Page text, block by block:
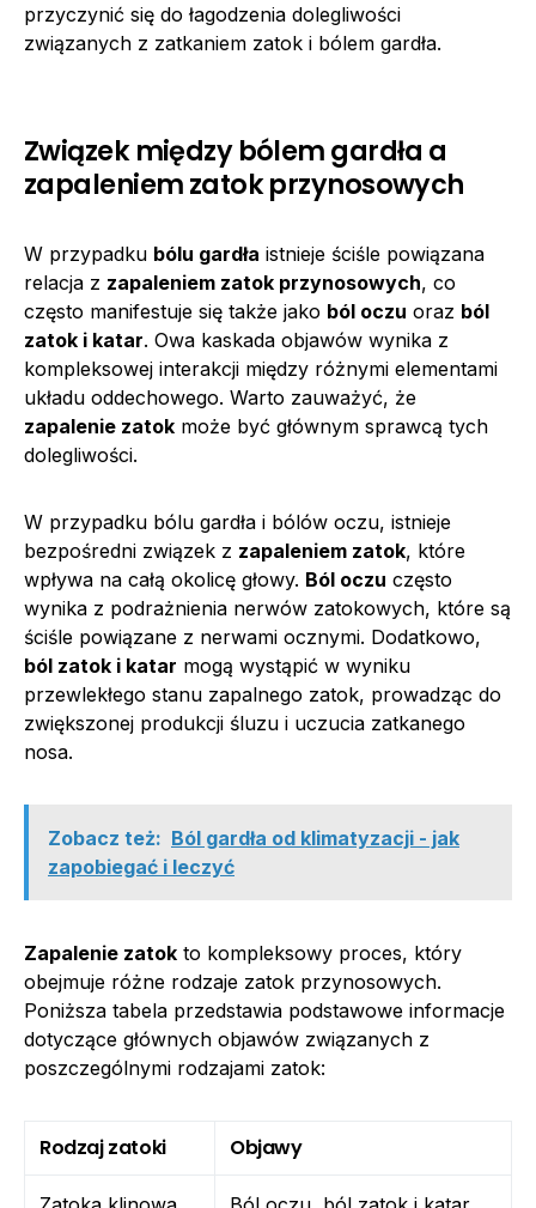
przyczynić się do łagodzenia dolegliwości
związanych z zatkaniem zatok i bólem gardła.
Związek między bólem gardła a
zapaleniem zatok przynosowych
W przypadku bólu gardła istnieje ściśle powiązana
relacja z zapaleniem zatok przynosowych, co
często manifestuje się także jako ból oczu oraz ból
zatok i katar. Owa kaskada objawów wynika z
kompleksowej interakcji między różnymi elementami
układu oddechowego. Warto zauważyć, że
zapalenie zatok może być głównym sprawcą tych
dolegliwości.
W przypadku bólu gardła i bólów oczu, istnieje
bezpośredni związek z zapaleniem zatok, które
wpływa na całą okolicę głowy. Ból oczu często
wynika z podrażnienia nerwów zatokowych, które są
ściśle powiązane z nerwami ocznymi. Dodatkowo,
ból zatok i katar mogą wystąpić w wyniku
przewlekłego stanu zapalnego zatok, prowadząc do
zwiększonej produkcji śluzu i uczucia zatkanego
nosa.
Zobacz też: Ból gardła od klimatyzacji - jak
zapobiegać i leczyć
Zapalenie zatok to kompleksowy proces, który
obejmuje różne rodzaje zatok przynosowych.
Poniższa tabela przedstawia podstawowe informacje
dotyczące głównych objawów związanych z
poszczególnymi rodzajami zatok:
Rodzaj zatoki Objawy